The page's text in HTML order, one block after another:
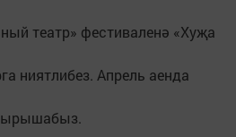
театр» фестиваленә «Хуҗа
ниятлибез. Апрель аенда